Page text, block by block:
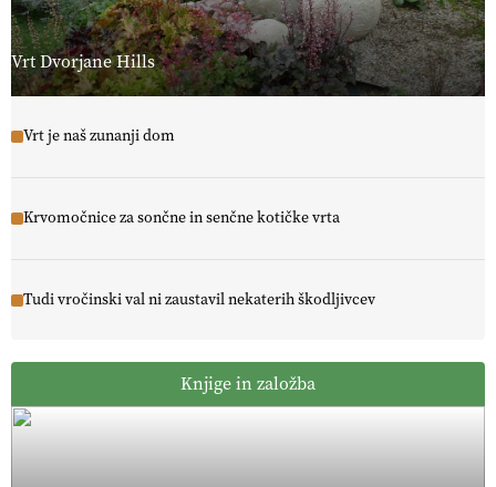
Vrt Dvorjane Hills
Vrt je naš zunanji dom
Krvomočnice za sončne in senčne kotičke vrta
Tudi vročinski val ni zaustavil nekaterih škodljivcev
Knjige in založba